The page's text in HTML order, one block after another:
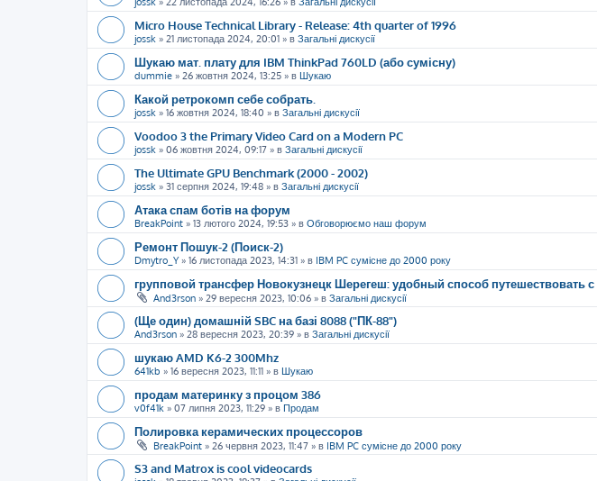
Micro House Technical Library - Release: 4th quarter of 1996
jossk » 21 листопада 2024, 20:01 » в Загальні дискусії
Шукаю мат. плату для IBM ThinkPad 760LD (або сумісну)
dummie » 26 жовтня 2024, 13:25 » в Шукаю
Какой ретрокомп себе собрать.
jossk » 16 жовтня 2024, 18:40 » в Загальні дискусії
Voodoo 3 the Primary Video Card on a Modern PC
jossk » 06 жовтня 2024, 09:17 » в Загальні дискусії
The Ultimate GPU Benchmark (2000 - 2002)
jossk » 31 серпня 2024, 19:48 » в Загальні дискусії
Атака спам ботів на форум
BreakPoint » 13 лютого 2024, 19:53 » в Обговорюємо наш форум
Ремонт Пошук-2 (Поиск-2)
Dmytro_Y» 16 листопада 2023, 14:31 » в IBM PC сумісне до 2000 року
групповой трансфер Новокузнецк Шерегеш: удобный способ путешествовать
And3rson » 29 вересня 2023, 10:06 » в Загальні дискусії
(Ще один) домашній SBC на базі 8088 ("ПК-88")
And3rson » 28 вересня 2023, 20:39 » в Загальні дискусії
шукаю AMD K6-2 300Mhz
641kb » 16 вересня 2023, 11:11 » в Шукаю
продам материнку з процом 386
v0f41k » 07 липня 2023, 11:29 » в Продам
Полировка керамических процессоров
BreakPoint » 26 червня 2023, 11:47 » в IBM PC сумісне до 2000 року
S3 and Matrox is cool videocards